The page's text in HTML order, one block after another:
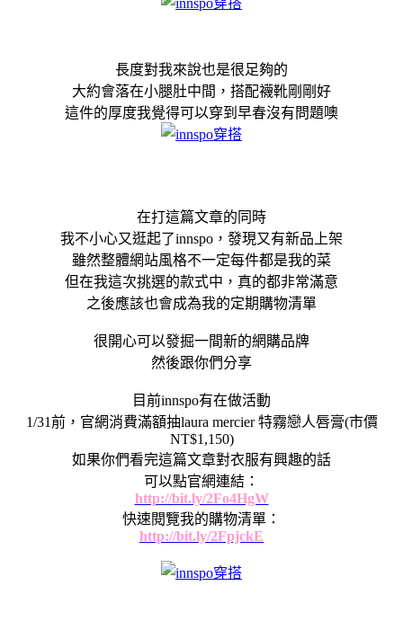
長度對我來說也是很足夠的
大約會落在小腿肚中間，搭配襪靴剛剛好
這件的厚度我覺得可以穿到早春沒有問題噢
在打這篇文章的同時
我不小心又逛起了innspo，發現又有新品上架
雖然整體網站風格不一定每件都是我的菜
但在我這次挑選的款式中，真的都非常滿意
之後應該也會成為我的定期購物清單
很開心可以發掘一間新的網購品牌
然後跟你們分享
目前innspo有在做活動
1/31前，官網消費滿額抽laura mercier 特霧戀人唇膏(市價
NT$1,150)
如果你們看完這篇文章對衣服有興趣的話
可以點官網連結：
http://bit.ly/2Fo4HgW
快速閱覽我的購物清單：
http://bit.ly/2FpjckE